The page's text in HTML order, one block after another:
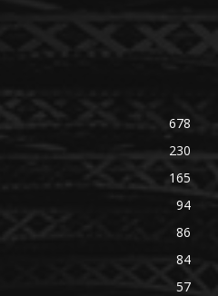
678
230
165
94
86
84
57